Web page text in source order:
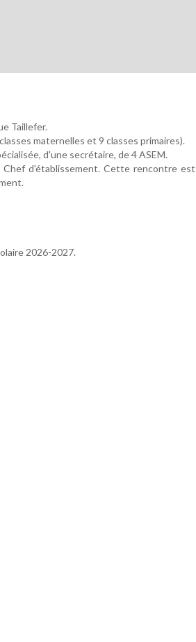
Taillefer.
maternelles et 9 classes primaires).
d'une secrétaire, de 4 ASEM.
Chef d'établissement. Cette rencontre est
2026-2027.